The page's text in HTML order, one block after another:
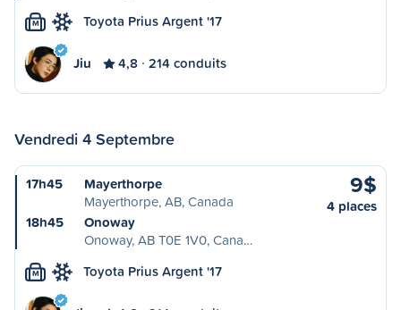
M Toyota Prius Argent '17
Jiu 4,8 214 conduits
Vendredi 4 Septembre
17h45
Mayerthorpe
Mayerthorpe, AB, Canada
18h45
Onoway
Onoway, AB T0E 1V0, Cana…
9$
4 places
M Toyota Prius Argent '17